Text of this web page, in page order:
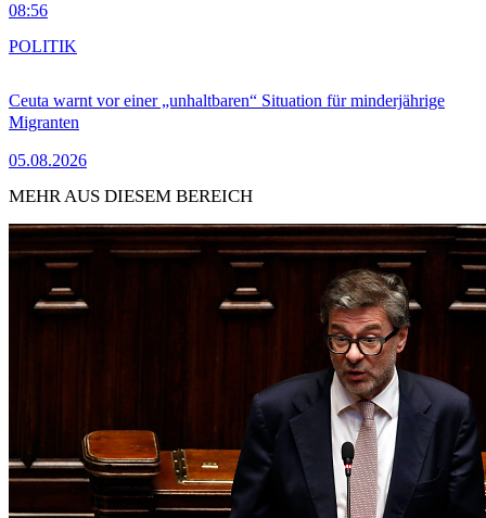
08:56
Ceuta warnt vor einer „unhaltbaren“ Situation für minderjährige
Migranten
05.08.2026
POLITIK
MEHR AUS DIESEM BEREICH